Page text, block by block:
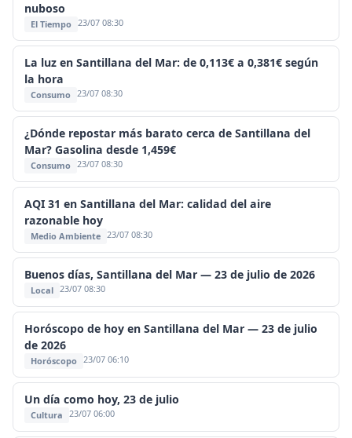
nuboso
El Tiempo 23/07 08:30
La luz en Santillana del Mar: de 0,113€ a 0,381€ según
la hora
Consumo 23/07 08:30
¿Dónde repostar más barato cerca de Santillana del
Mar? Gasolina desde 1,459€
Consumo 23/07 08:30
AQI 31 en Santillana del Mar: calidad del aire
razonable hoy
Medio Ambiente 23/07 08:30
Buenos días, Santillana del Mar — 23 de julio de 2026
Local 23/07 08:30
Horóscopo de hoy en Santillana del Mar — 23 de julio
de 2026
Horóscopo 23/07 06:10
Un día como hoy, 23 de julio
Cultura 23/07 06:00